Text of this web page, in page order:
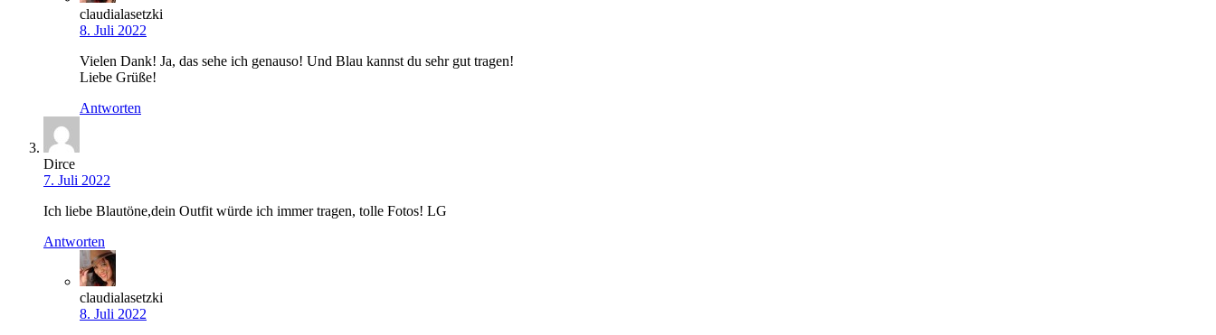
claudialasetzki
8. Juli 2022
Vielen Dank! Ja, das sehe ich genauso! Und Blau kannst du sehr gut tragen!
Liebe Grüße!
Antworten
Dirce
7. Juli 2022
Ich liebe Blautöne,dein Outfit würde ich immer tragen, tolle Fotos! LG
Antworten
claudialasetzki
8. Juli 2022